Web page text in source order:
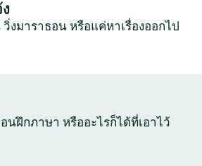
งมาราธอน หรือแค่หาเรื่องออกไป
นฝึกภาษา หรืออะไรก็ได้ที่เอาไว้